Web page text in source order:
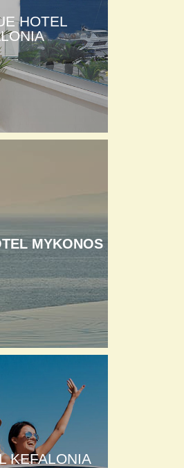
HOTEL
MYKONOS
KEFALONIA